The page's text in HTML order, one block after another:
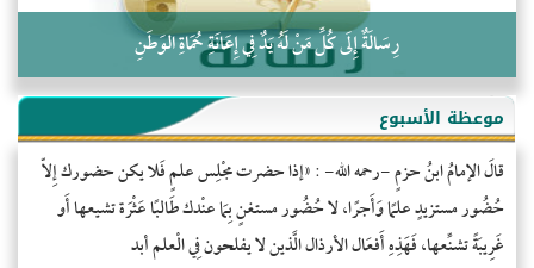
رِسَالَةٌ إِلَى كُلِّ مَنْ لَهُ يَدٌ فِي إِعَانَةِ حُمَاةِ الوَطَنِ
موعظة الأسبوع
قالَ الإمامُ ابنُ حزمٍ -رحمه الله- : «إذا حضرت مجْلِس علمٍ فَلا يكن حضورك إِلاّ
حُضُور مستزيدٍ علمًا وَأَجرًا، لا حُضُور مستغنٍ بِمَا عنْدك طَالبًا عَثْرَة تشيعها أَو
غَرِيبَةً تشنِّعها، فَهَذِهِ أَفعَال الأرذال الَّذين لا يفلحون فِي الْعلم أبد